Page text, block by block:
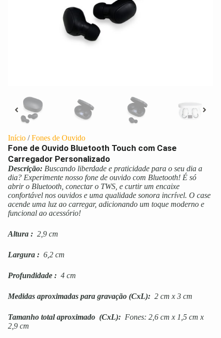
Início /Fones de Ouvido
Fone de Ouvido Bluetooth Touch com Case
Carregador Personalizado
Descrição: Buscando liberdade e praticidade para o seu dia a
dia? Experimente nosso fone de ouvido com Bluetooth! É só
abrir o Bluetooth, conectar o TWS, e curtir um encaixe
confortável nos ouvidos e uma qualidade sonora incrível. O case
acende uma luz ao carregar, adicionando um toque moderno e
funcional ao acessório!
Altura : 2,9 cm
Largura : 6,2 cm
Profundidade : 4 cm
Medidas aproximadas para gravação (CxL): 2 cm x 3 cm
Tamanho total aproximado (CxL): Fones: 2,6 cm x 1,5 cm x
2,9 cm